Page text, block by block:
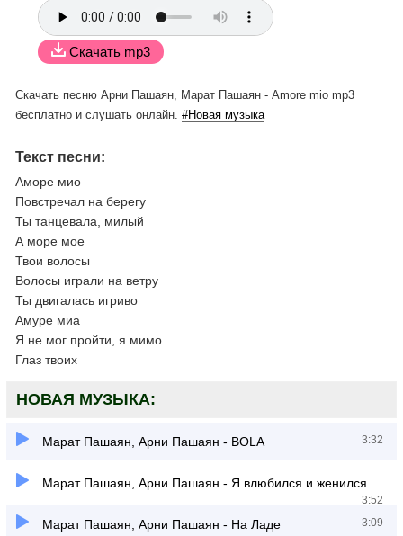
Скачать mp3
Скачать песню Арни Пашаян, Марат Пашаян - Amore mio mp3
бесплатно и слушать онлайн. #Новая музыка
Текст песни:
Аморе мио
Повстречал на берегу
Ты танцевала, милый
А море мое
Твои волосы
Волосы играли на ветру
Ты двигалась игриво
Амуре миа
Я не мог пройти, я мимо
Глаз твоих
НОВАЯ МУЗЫКА:
Марат Пашаян, Арни Пашаян - BOLA 3:32
Марат Пашаян, Арни Пашаян - Я влюбился и женился
3:52
Марат Пашаян, Арни Пашаян - На Ладе 3:09